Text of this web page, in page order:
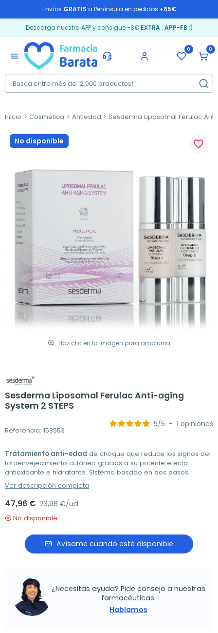
Envíos GRATIS a Península en pedidos +65€
Descarga nuestra APP y consigue -3€ EXTRA: APP-FB ;)
menu
0 0
Inicio Cosmética Antiedad Sesderma Liposomal Ferulac
No disponible
Haz clic en la imagen para ampliarla
favorite_border
Sesderma Liposomal Ferulac Anti-aging
System 2 STEPS
Referencia: 153553
5/5 - 1 opiniones
Tratamiento anti-edad de choque que reduce los signos del
fotoenvejecimiento cutáneo gracias a su potente efecto
antioxidante e hidratante. Sistema basado en dos pasos.
Ver descripción completa
47,96 € 23,98 €/ud
No disponible
Avísame cuando esté disponible
¿Necesitas ayuda? Pide consejo a nuestras
farmacéuticas.
Hablamos